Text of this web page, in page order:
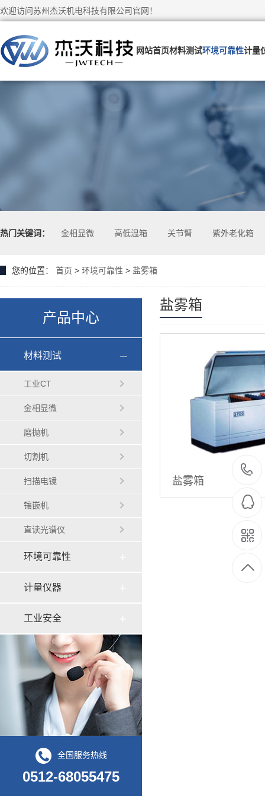
欢迎访问苏州杰沃机电科技有限公司官网！
网站首页材料测试环境可靠性计量
热门关键词： 金相显微 高低温箱 关节臂 紫外老化箱
您的位置： 首页 > 环境可靠性 > 盐雾箱
产品中心
材料测试
工业CT
金相显微
磨抛机
切割机
扫描电镜
镶嵌机
直读光谱仪
环境可靠性
计量仪器
工业安全
全国服务热线
0512-68055475
盐雾箱
盐雾箱